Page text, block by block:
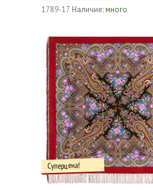
1789-17 Наличие:много
Суперцена!